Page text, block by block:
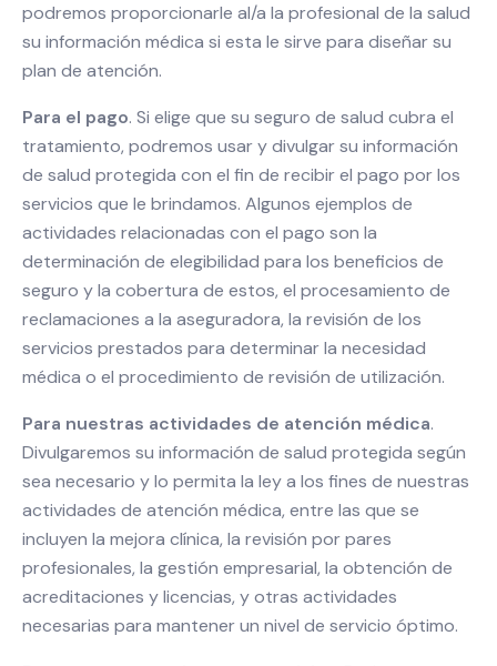
podremos proporcionarle al/a la profesional de la salud
su información médica si esta le sirve para diseñar su
plan de atención.
Para el pago. Si elige que su seguro de salud cubra el
tratamiento, podremos usar y divulgar su información
de salud protegida con el fin de recibir el pago por los
servicios que le brindamos. Algunos ejemplos de
actividades relacionadas con el pago son la
determinación de elegibilidad para los beneficios de
seguro y la cobertura de estos, el procesamiento de
reclamaciones a la aseguradora, la revisión de los
servicios prestados para determinar la necesidad
médica o el procedimiento de revisión de utilización.
Para nuestras actividades de atención médica.
Divulgaremos su información de salud protegida según
sea necesario y lo permita la ley a los fines de nuestras
actividades de atención médica, entre las que se
incluyen la mejora clínica, la revisión por pares
profesionales, la gestión empresarial, la obtención de
acreditaciones y licencias, y otras actividades
necesarias para mantener un nivel de servicio óptimo.